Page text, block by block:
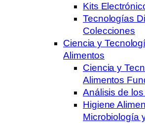
Kits
Tecnologías
Colecciones
Ciencia y
Alimentos
Ciencia y
Alimentos
Análisis de
Higiene
Microbiología